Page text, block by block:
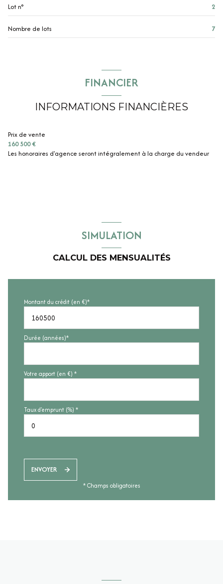
Lot n° 2
Nombre de lots 7
FINANCIER
INFORMATIONS FINANCIÈRES
Prix de vente
160 500 €
Les honoraires d'agence seront intégralement à la charge du vendeur
SIMULATION
CALCUL DES MENSUALITÉS
Montant du crédit (en €)*
Durée (années)*
Votre apport (en €) *
Taux d'emprunt (%) *
ENVOYER
* Champs obligatoires